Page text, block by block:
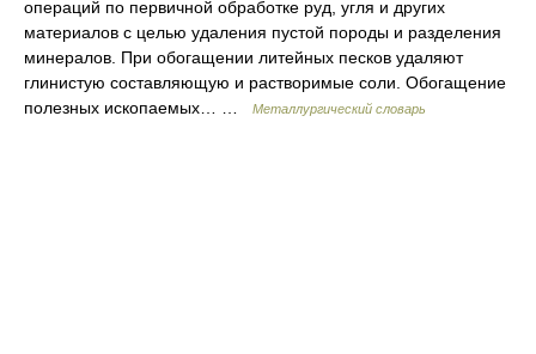
операций по первичной обработке руд, угля и других
материалов с целью удаления пустой породы и разделения
минералов. При обогащении литейных песков удаляют
глинистую составляющую и растворимые соли. Обогащение
полезных ископаемых… …
Металлургический словарь